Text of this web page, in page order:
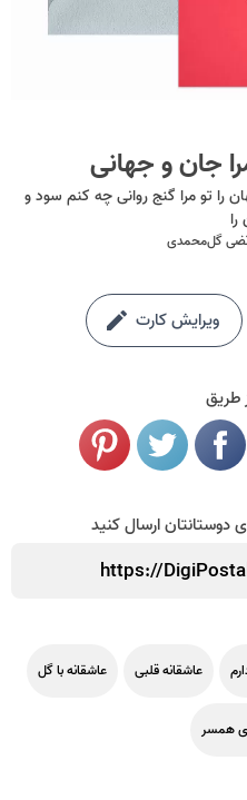
جان و جهانی
را تو مرا گنج روانی چه کنم سود و
را
گل‌محمدی
ویرایش کارت
طریق
دوستانتان ارسال کنید
عاشقانه قلبی عاشقانه با گل
همسر